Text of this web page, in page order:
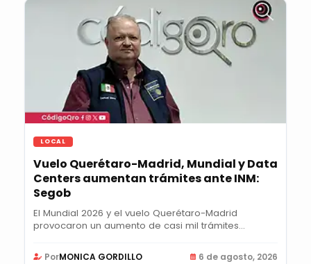
LOCAL
Vuelo Querétaro-Madrid, Mundial y Data
Centers aumentan trámites ante INM:
Segob
El Mundial 2026 y el vuelo Querétaro-Madrid
provocaron un aumento de casi mil trámites
PorMONICA GORDILLO 6 de agosto, 2026